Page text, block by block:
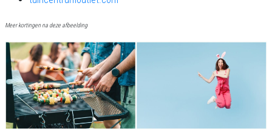
Meer kortingen na deze afbeelding